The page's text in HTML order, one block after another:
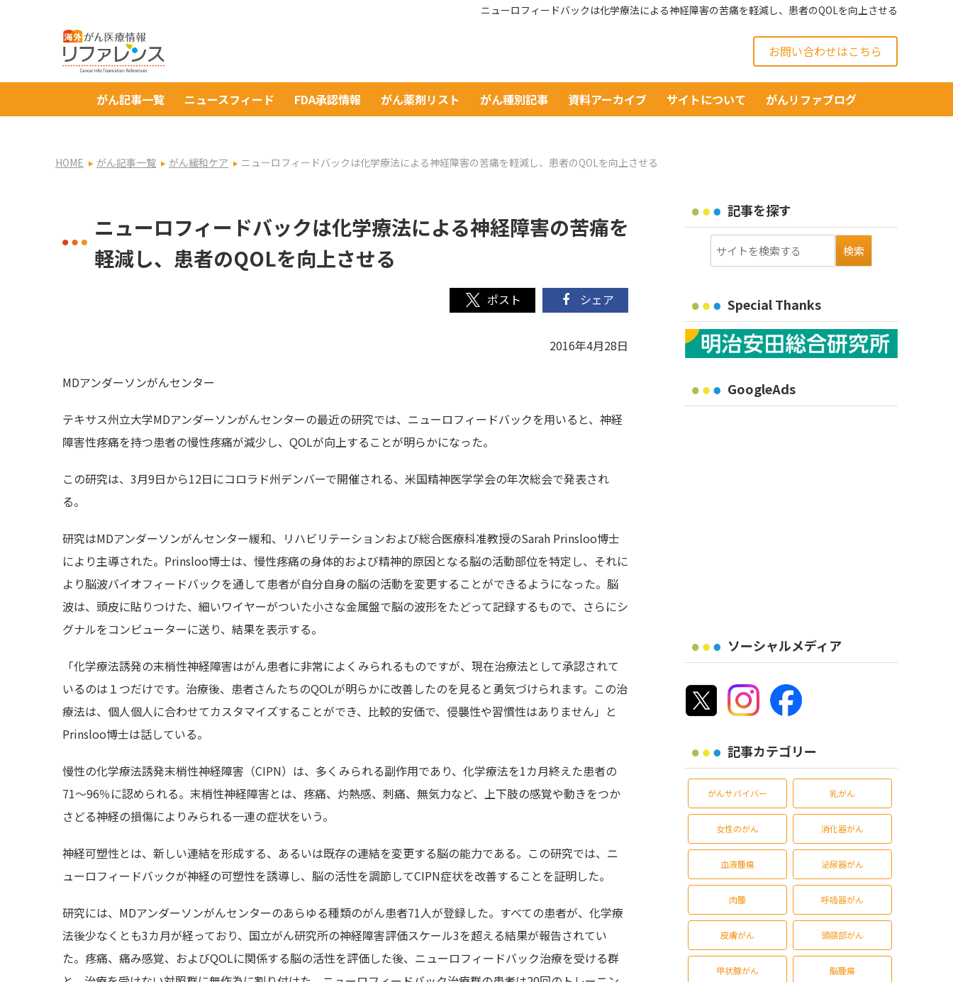
ニューロフィードバックは化学療法による神経障害の苦痛を軽減し、患者のQOLを向上させる
お問い合わせはこちら
がん記事一覧 ニュースフィード FDA承認情報 がん薬剤リスト がん種別記事 資料アーカイブ サイトについて がんリファブログ
HOME がん記事一覧 がん緩和ケア ニューロフィードバックは化学療法による神経障害の苦痛を軽減し、患者のQOLを向上させる
ニューロフィードバックは化学療法による神経障害の苦痛を
軽減し、患者のQOLを向上させる
シェア
2016年4月28日
MDアンダーソンがんセンター
テキサス州立大学MDアンダーソンがんセンターの最近の研究では、ニューロフィードバックを用いると、神経
障害性疼痛を持つ患者の慢性疼痛が減少し、QOLが向上することが明らかになった。
この研究は、3月9日から12日にコロラド州デンバーで開催される、米国精神医学学会の年次総会で発表され
る。
研究はMDアンダーソンがんセンター緩和、リハビリテーションおよび総合医療科准教授のSarah Prinsloo博士
により主導された。Prinsloo博士は、慢性疼痛の身体的および精神的原因となる脳の活動部位を特定し、それに
より脳波バイオフィードバックを通して患者が自分自身の脳の活動を変更することができるようになった。脳
波は、頭皮に貼りつけた、細いワイヤーがついた小さな金属盤で脳の波形をたどって記録するもので、さらにシ
グナルをコンピューターに送り、結果を表示する。
「化学療法誘発の末梢性神経障害はがん患者に非常によくみられるものですが、現在治療法として承認されて
いるのは１つだけです。治療後、患者さんたちのQOLが明らかに改善したのを見ると勇気づけられます。この治
療法は、個人個人に合わせてカスタマイズすることができ、比較的安価で、侵襲性や習慣性はありません」と
Prinsloo博士は話している。
慢性の化学療法誘発末梢性神経障害（CIPN）は、多くみられる副作用であり、化学療法を1カ月終えた患者の
71～96％に認められる。末梢性神経障害とは、疼痛、灼熱感、刺痛、無気力など、上下肢の感覚や動きをつか
さどる神経の損傷によりみられる一連の症状をいう。
神経可塑性とは、新しい連結を形成する、あるいは既存の連結を変更する脳の能力である。この研究では、ニ
ューロフィードバックが神経の可塑性を誘導し、脳の活性を調節してCIPN症状を改善することを証明した。
研究には、MDアンダーソンがんセンターのあらゆる種類のがん患者71人が登録した。すべての患者が、化学療
法後少なくとも3カ月が経っており、国立がん研究所の神経障害評価スケール3を超える結果が報告されてい
た。疼痛、痛み感覚、およびQOLに関係する脳の活性を評価した後、ニューロフィードバック治療を受ける群
記事を探す
Special Thanks
GoogleAds
ソーシャルメディア
記事カテゴリー
がんサバイバー 乳がん
女性のがん 消化器がん
血液腫瘍 泌尿器がん
肉腫 呼吸器がん
皮膚がん 頭頸部がん
甲状腺がん 脳腫瘍